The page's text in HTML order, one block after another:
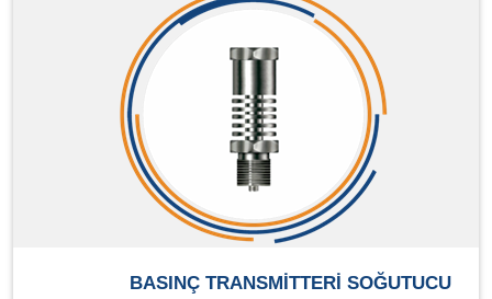
BASINÇ TRANSMİTTERİ SOĞUTUCU